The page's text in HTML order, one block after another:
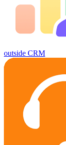
outside CRM